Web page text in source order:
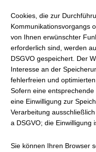
Cookies, die zur
Kommunikationsvorgangs
von Ihnen erwünschter
erforderlich sind, werden
DSGVO gespeichert. Der
Interesse an der
fehlerfreien und
Sofern eine
eine Einwilligung zur
Verarbeitung
a DSGVO; die Einwilligung
Sie können Ihren Browser